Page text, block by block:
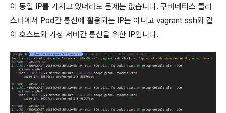
이 동일 IP를 가지고 있더라도 문제는 없습니다. 쿠버네티스 클러
스터에서 Pod간 통신에 활용되는 IP는 아니고 vagrant ssh와 같
이 호스트와 가상 서버간 통신을 위한 IP입니다.